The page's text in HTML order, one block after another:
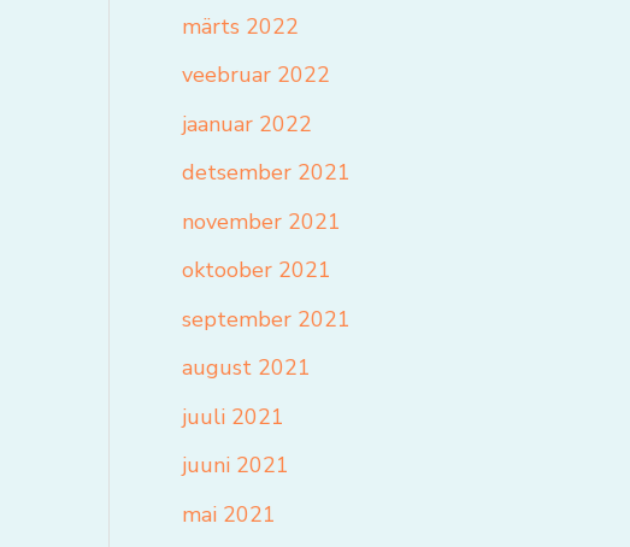
märts 2022
veebruar 2022
jaanuar 2022
detsember 2021
november 2021
oktoober 2021
september 2021
august 2021
juuli 2021
juuni 2021
mai 2021